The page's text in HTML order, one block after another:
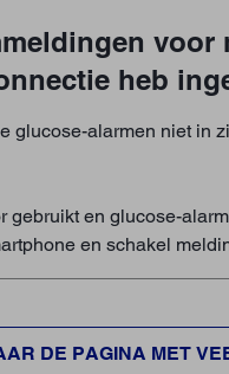
heb
glucose-alarmen niet in
en glucose-
en schakel
DE PAGINA MET